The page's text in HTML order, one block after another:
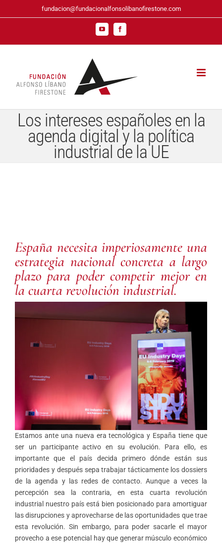
al
fundacion@fundacionalfonsolibanofirestone.com
YouTubeFacebook
Los intereses españoles en la
agenda digital y la política
industrial de la UE
España necesita imperiosamente una
estrategia nacional concreta a largo
plazo para poder competir mejor en
la cuarta revolución industrial.
Estamos ante una nueva era tecnológica y España tiene que
ser un participante activo en su evolución. Para ello, es
importante que el país decida primero dónde están sus
prioridades y después sepa trabajar tácticamente los dossiers
de la agenda y las redes de contacto. Aunque a veces la
percepción sea la contraria, en esta cuarta revolución
industrial nuestro país está bien posicionado para amortiguar
las disrupciones y aprovecharse de las oportunidades que trae
esta revolución. Sin embargo, para poder sacarle el mayor
provecho a ese potencial hay que generar músculo económico